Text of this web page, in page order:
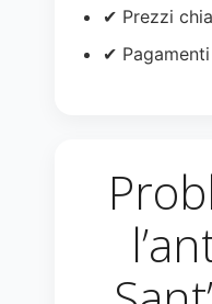
✔ Prezzi
✔